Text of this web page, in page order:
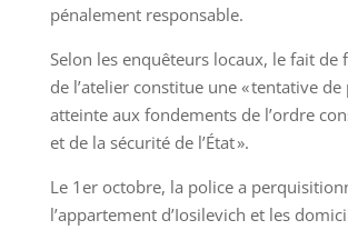
pénalement responsable.
Selon les enquêteurs locaux, le fait de
de l’atelier constitue une « tentative
atteinte aux fondements de l’ordre
et de la sécurité de l’État ».
Le 1er octobre, la police a
l’appartement d’Iosilevich et les